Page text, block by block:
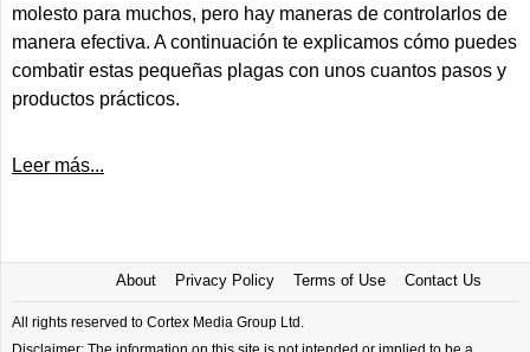
molesto para muchos, pero hay maneras de controlarlos de
manera efectiva. A continuación te explicamos cómo puedes
combatir estas pequeñas plagas con unos cuantos pasos y
productos prácticos.
Leer más...
About Privacy Policy Terms of Use Contact Us
All rights reserved to Cortex Media Group Ltd.